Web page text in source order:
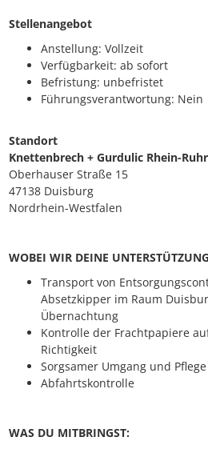
Stellenangebot
Anstellung: Vollzeit
Verfügbarkeit: ab sofort
Befristung: unbefristet
Führungsverantwortung: Nein
Standort
Knettenbrech + Gurdulic Rhein-
Oberhauser Straße 15
47138 Duisburg
Nordrhein-Westfalen
WOBEI WIR DEINE
Transport von
Absetzkipper im Raum
Übernachtung
Kontrolle der Frachtpapiere
Richtigkeit
Sorgsamer Umgang und
Abfahrtskontrolle
WAS DU MITBRINGST: